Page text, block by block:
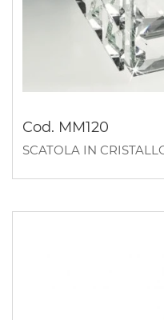
Cod. MM120
SCATOLA IN